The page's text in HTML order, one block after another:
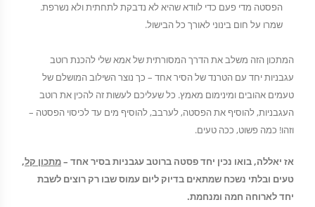
הפסטה מדי פעם כדי לוודא שהיא לא נדבקת לתחתית ולא נשרפת.
שמרו על חום בינוני לאורך כל הבישול.
המתכון הזה משלב את הדרך המסורתית של אמא שלי להכנת רוטב
עגבניות יחד עם הטרנד של הסיר אחד – כך נוצר השילוב המושלם של
טעמים אהובים ומינימום מאמץ. כל שעליכם לעשות זה להכין את רוטב
העגבניות, להוסיף את הפסטה, לערבב, להוסיף מים עד לכיסוי הפסטה –
וזהו! כמה פשוט, ככה טעים.
אז יאללה, בואו נכין יחד פסטה ברוטב עגבניות בסיר אחד –מתכון קל,
טעים ובלתי נשכח שמתאים בדיוק ליום עמוס שבו רק רוצים לשבת
יחד לארוחה חמה ומנחמת.